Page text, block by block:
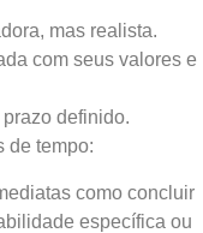
mas realista.
com seus valores e
definido.
de tempo:
como concluir
específica ou